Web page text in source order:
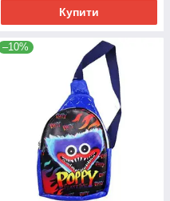
Купити
–10%